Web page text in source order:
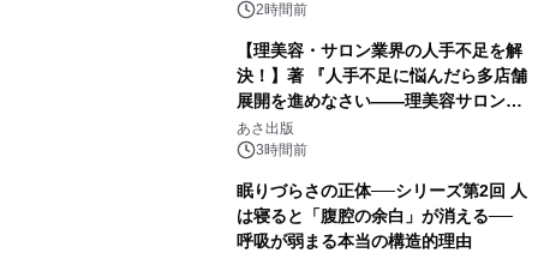
発売2時間前
【理美容・サロン業界の人手不足を解
決！】著 『人手不足に悩んだら多店舗
展開を進めなさい――理美容サロン
「多店舗展開」の教科書』2026年8月
24日（月）発売
あさ出版
3時間前
眠りづらさの正体──シリーズ第2回 人
は寝ると「腹腔の余白」が消える──
呼吸が弱まる本当の構造的理由